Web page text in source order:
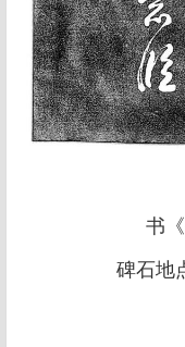
书
碑石地